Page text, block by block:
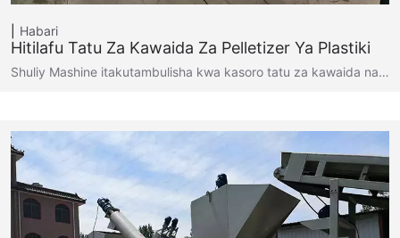
Habari
Hitilafu Tatu Za Kawaida Za Pelletizer Ya Plastiki
Shuliy Mashine itakutambulisha kwa kasoro tatu za kawaida na…